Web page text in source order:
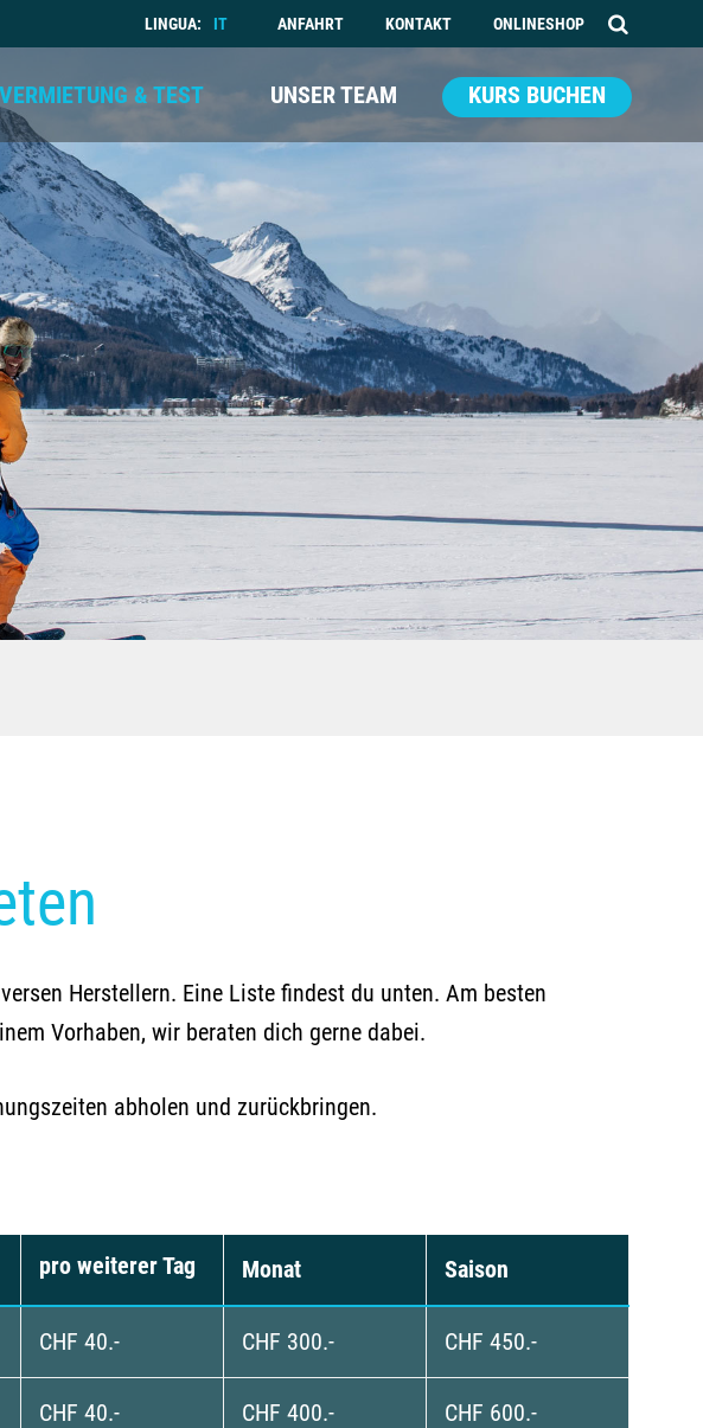
LINGUA: IT ANFAHRT KONTAKT ONLINESHOP
VERMIETUNG & TEST UNSER TEAM KURS BUCHEN
Herstellern. Eine Liste findest du unten. Am besten
Vorhaben, wir beraten dich gerne dabei.
abholen und zurückbringen.
pro weiterer Tag Monat Saison
CHF 40.- CHF 300.- CHF 450.-
CHF 40.- CHF 400.- CHF 600.-